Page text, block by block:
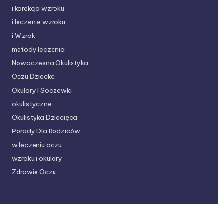
i korekcja wzroku
i leczenie wzroku
i Wzrok
metody leczenia
Nowoczesna Okulistyka
Oczu Dziecka
Okulary I Soczewki
okulistyczne
Okulistyka Dziecięca
Porady Dla Rodziców
w leczeniu oczu
wzroku i okulary
Zdrowie Oczu